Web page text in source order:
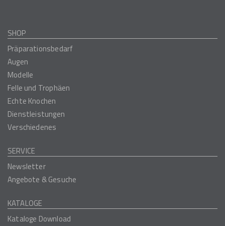
SHOP
Präparationsbedarf
Augen
Modelle
Felle und Trophäen
Echte Knochen
Dienstleistungen
Verschiedenes
SERVICE
Newsletter
Angebote & Gesuche
KATALOGE
Kataloge Download